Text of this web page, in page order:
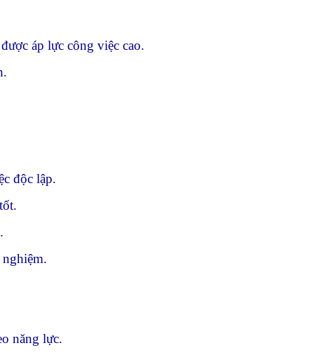
áp lực công việc cao.
độc lập.
năng lực.